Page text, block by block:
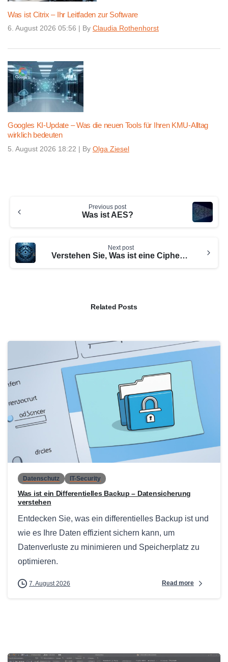
Was ist Citrix – Ihr Leitfaden zur Software
6. August 2026 05:56 | By Claudia Rothenhorst
Googles KI-Update – Was die neuen Tools für Ihren KMU-Alltag
wirklich bedeuten
5. August 2026 18:22 | By Olga Ziesel
Reading
Previous post
Was ist AES?
Next post
Verstehen Sie, Was ist eine Cipher Suite: Ein umfassender Leitfaden
Related Posts
Datenschutz IT-Security
Was ist ein Differentielles Backup – Datensicherung
verstehen
Entdecken Sie, was ein differentielles Backup ist und
wie es Ihre Daten effizient sichern kann, um
Datenverluste zu minimieren und Speicherplatz zu
optimieren.
7. August 2026 Read more